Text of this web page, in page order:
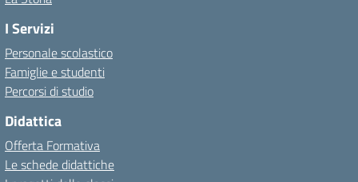
I Servizi
Personale scolastico
Famiglie e studenti
Percorsi di studio
Didattica
Offerta Formativa
Le schede didattiche